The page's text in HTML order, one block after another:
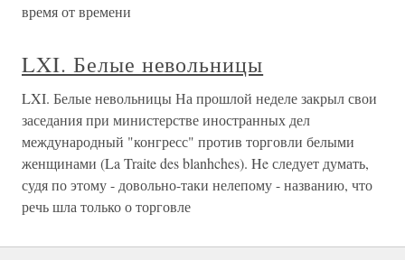
время от времени
LXI. Белые невольницы
LXI. Белые невольницы На прошлой неделе закрыл свои
заседания при министерстве иностранных дел
международный "конгресс" против торговли белыми
женщинами (La Traite des blanhches). He следует думать,
судя по этому - довольно-таки нелепому - названию, что
речь шла только о торговле